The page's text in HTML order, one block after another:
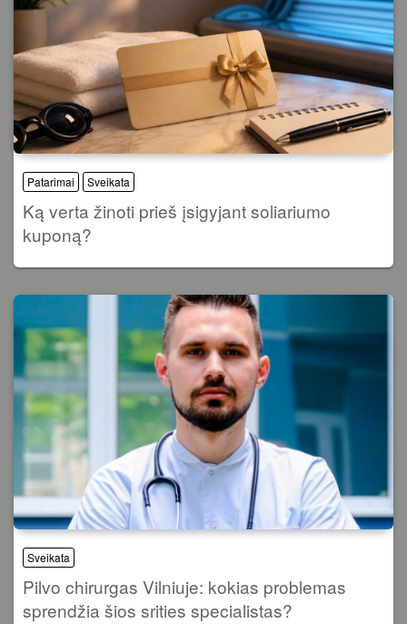
Patarimai Sveikata
Ką verta žinoti prieš įsigyjant soliariumo
kuponą?
Sveikata
Pilvo chirurgas Vilniuje: kokias problemas
sprendžia šios srities specialistas?